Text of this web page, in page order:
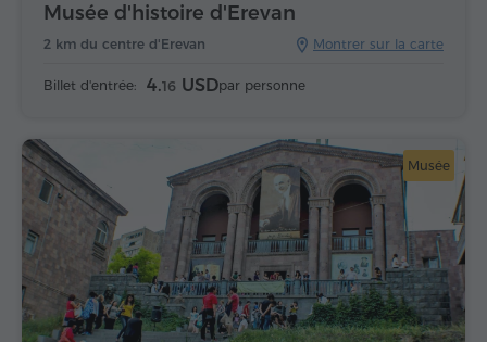
Montrer sur la carte
2 km du centre d'Erevan
Musée d'histoire d'Erevan
Billet d'entrée: 4.16 USDpar personne
Musée